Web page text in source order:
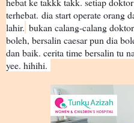
terhebat. dia start operate orang
lahir.😂
bukan calang-calang
boleh, bersalin caesar pun dia
dan baik. cerita time bersalin tu
yee. hihihi.